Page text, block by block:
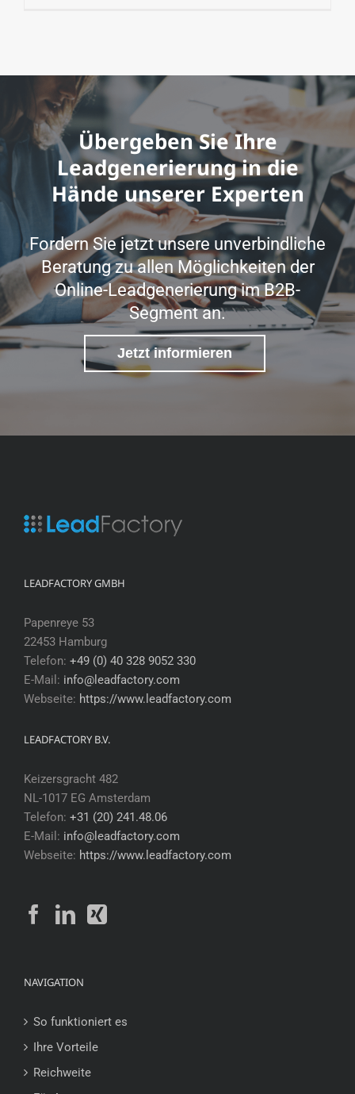
Übergeben Sie Ihre
Leadgenerierung in die
Hände unserer Experten
Fordern Sie jetzt unsere unverbindliche
Beratung zu allen Möglichkeiten der
Online-Leadgenerierung im B2B-
Segment an.
Jetzt informieren
LEADFACTORY GMBH
Papenreye 53
22453 Hamburg
Telefon: +49 (0) 40 328 9052 330
E-Mail: info@leadfactory.com
Webseite: https://www.leadfactory.com
LEADFACTORY B.V.
Keizersgracht 482
NL-1017 EG Amsterdam
Telefon: +31 (20) 241.48.06
E-Mail: info@leadfactory.com
Webseite: https://www.leadfactory.com
NAVIGATION
So funktioniert es
Ihre Vorteile
Reichweite